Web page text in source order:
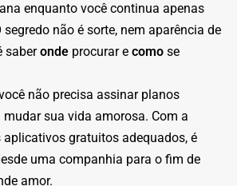
enquanto você continua apenas
não é sorte, nem aparência de
saberonde procurar e como se
não precisa assinar planos
sua vida amorosa. Com a
aplicativos gratuitos adequados, é
uma companhia para o fim de
amor.